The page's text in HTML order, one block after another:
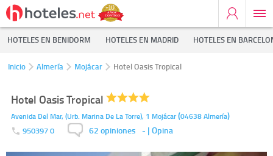
HOTELES EN BENIDORM HOTELES EN MADRID HOTELES EN
Inicio Almería Mojácar Hotel Oasis Tropical
Hotel Oasis Tropical
Avenida Del Mar, (Urb. Marina De La Torre), 1 Mojácar(04638Almería)
950397 0 62 opiniones - | Opina